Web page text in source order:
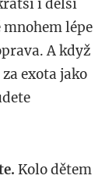
i delší
lépe
A když
exota jako
Kolo dětem